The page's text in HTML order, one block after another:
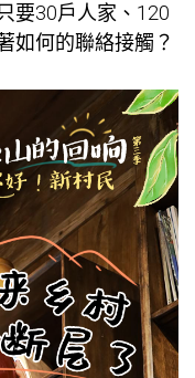
要30戶人家、120
如何的聯絡接觸？